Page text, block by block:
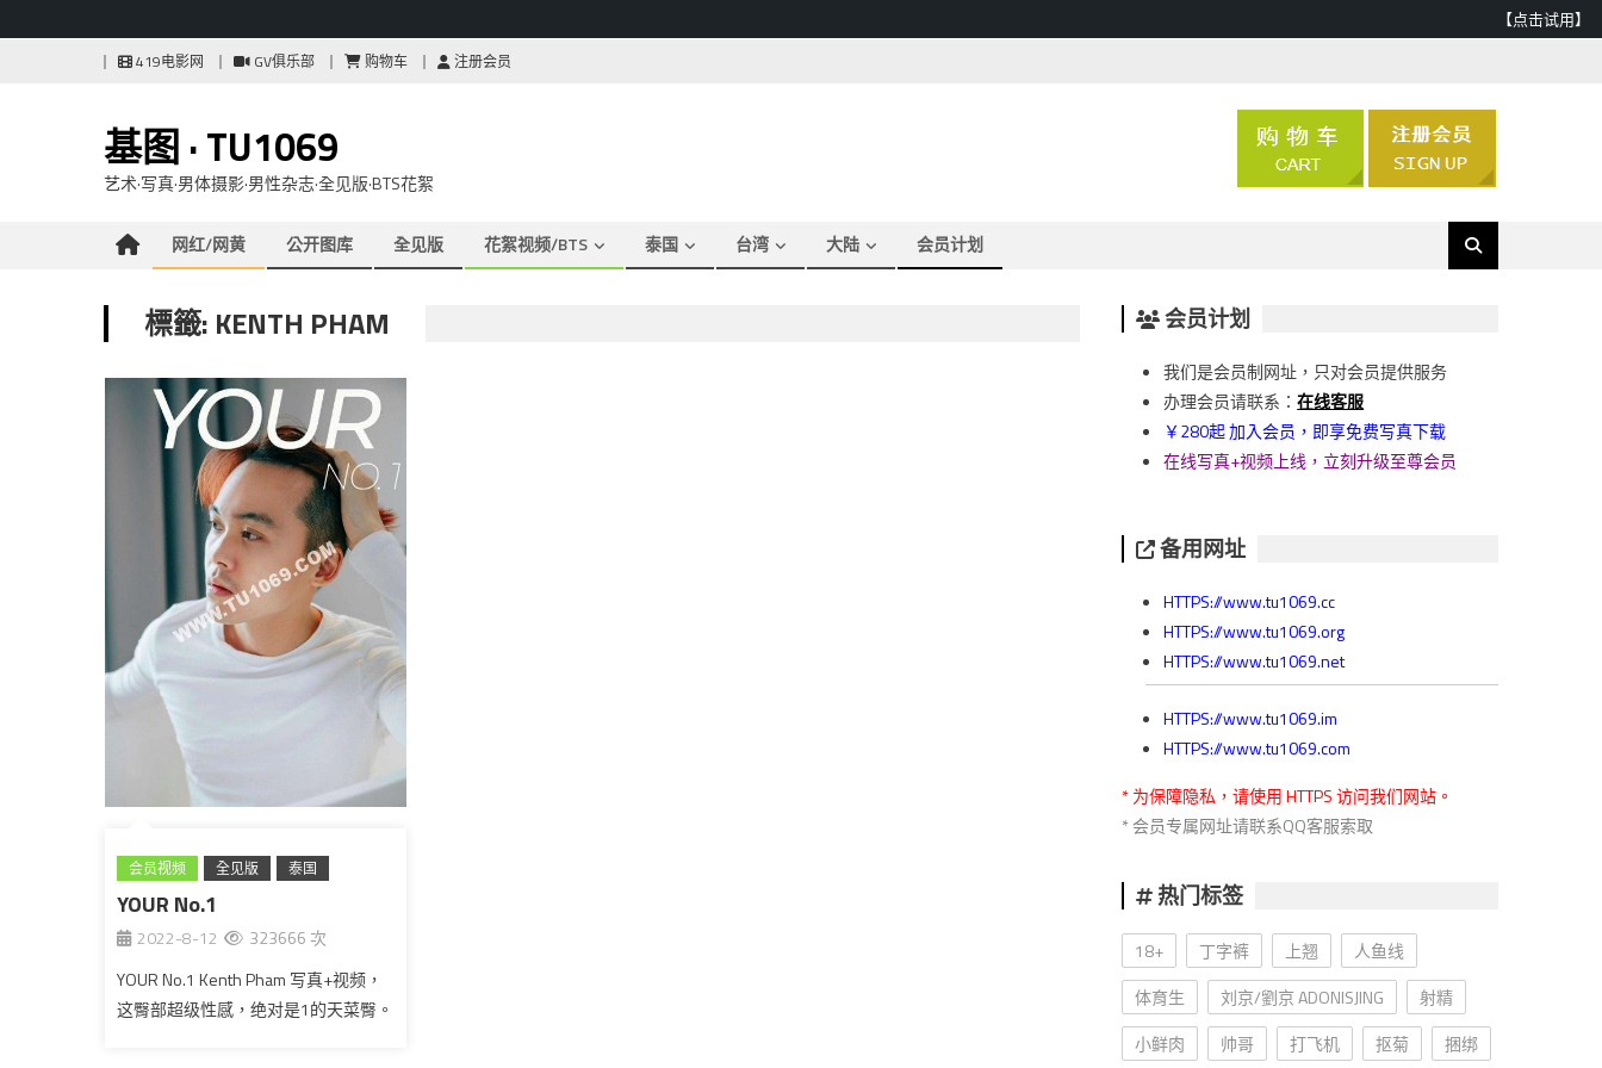
【点击试用】
419电影网 GV俱乐部 购物车 注册会员
基图 · TU1069
艺术·写真·男体摄影·男性杂志·全见版·BTS花絮
网红/网黄 公开图库 全见版 花絮视频/BTS 泰国 台湾 大陆 会员计划
標籤: KENTH PHAM
会员视频 全见版 泰国
YOUR No.1
2022-8-12
323666 次
YOUR No.1 Kenth Pham 写真+视频，
这臀部超级性感，绝对是1的天菜臀。
会员计划
我们是会员制网址，只对会员提供服务
办理会员请联系：在线客服
￥280起 加入会员，即享免费写真下载
在线写真+视频上线，立刻升级至尊会员
备用网址
HTTPS://www.tu1069.cc
HTTPS://www.tu1069.org
HTTPS://www.tu1069.net
HTTPS://www.tu1069.im
HTTPS://www.tu1069.com
* 为保障隐私，请使用 HTTPS 访问我们网站。
* 会员专属网址请联系QQ客服索取
热门标签
18+ 丁字裤 上翘
人鱼线
体育生
刘京/劉京 ADONISJING
射精
小鲜肉
帅哥 打飞机 抠菊 捆绑